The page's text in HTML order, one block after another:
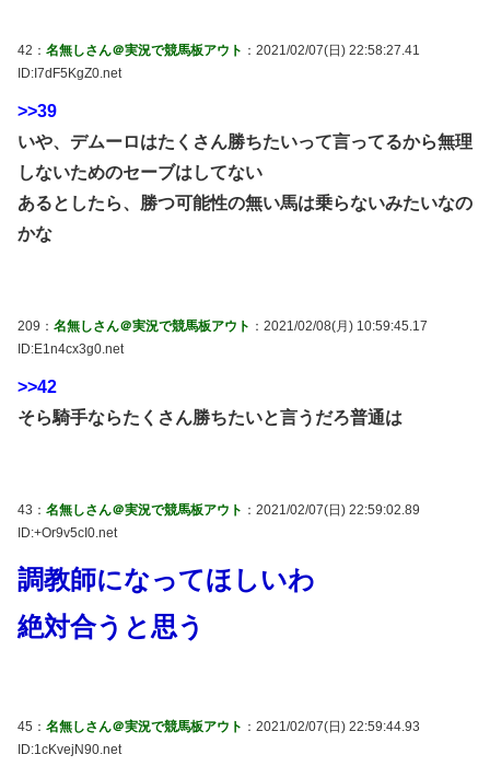
42： 名無しさん＠実況で競馬板アウト ：2021/02/07(日) 22:58:27.41
ID:I7dF5KgZ0.net
>>39
いや、デムーロはたくさん勝ちたいって言ってるから無理
しないためのセーブはしてない
あるとしたら、勝つ可能性の無い馬は乗らないみたいなの
かな
209： 名無しさん＠実況で競馬板アウト ：2021/02/08(月) 10:59:45.17
ID:E1n4cx3g0.net
>>42
そら騎手ならたくさん勝ちたいと言うだろ普通は
43： 名無しさん＠実況で競馬板アウト ：2021/02/07(日) 22:59:02.89
ID:+Or9v5cI0.net
調教師になってほしいわ
絶対合うと思う
45： 名無しさん＠実況で競馬板アウト ：2021/02/07(日) 22:59:44.93
ID:1cKvejN90.net